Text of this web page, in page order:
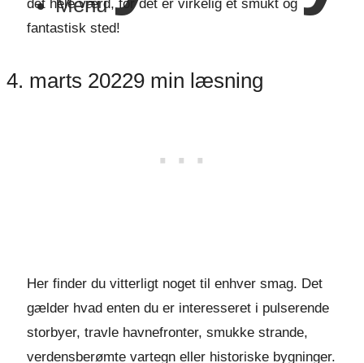
Menu
4. marts 20229 min læsning
det hele værd, for det er virkelig et smukt og
fantastisk sted!
Her finder du vitterligt noget til enhver smag. Det
gælder hvad enten du er interesseret i pulserende
storbyer, travle havnefronter, smukke strande,
verdensberømte vartegn eller historiske bygninger.